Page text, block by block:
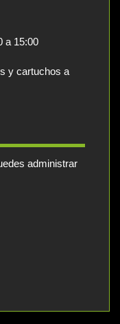
a 15:00
y cartuchos a
administrar